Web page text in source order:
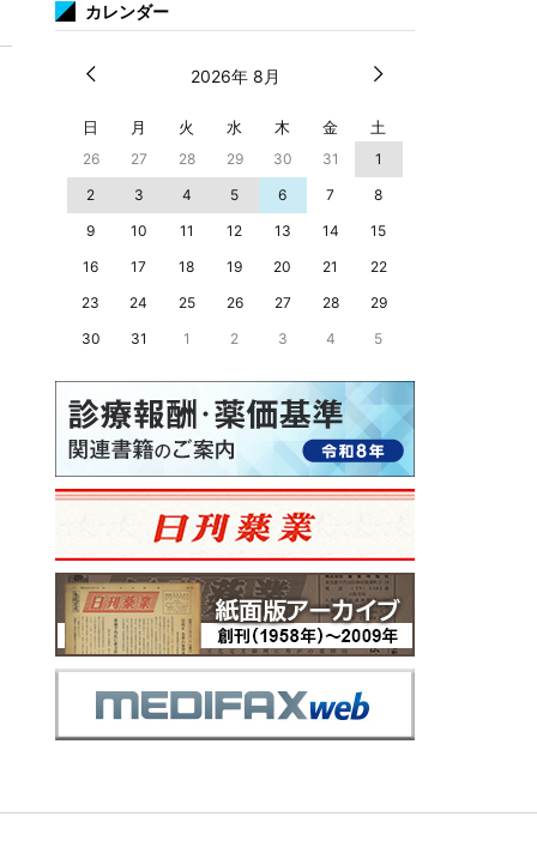
カレンダー
2026年 8月
日 月 火 水 木 金 土
26 27 28 29 30 31
1
2
3 4 5 6 7
8
9
10 11 12 13 14
15
16
17 18 19 20 21
22
23
24 25 26 27 28
29
30
31 1 2 3 4 5